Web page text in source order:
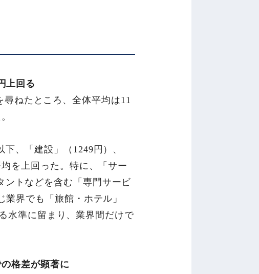
上回る
ねたところ、全体平均は11
、「建設」（1249円）、
を上回った。特に、「サー
ントなどを含む「専門サービ
界でも「旅館・ホテル」
水準に留まり、業界間だけで
格差が顕著に